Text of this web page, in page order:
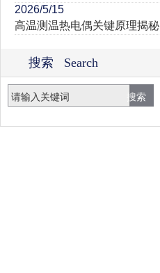
2026/5/15
高温测温热电偶关键原理揭秘
搜索 Search